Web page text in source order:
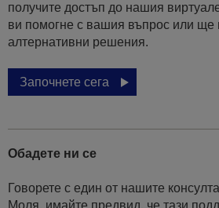
получите достъп до нашия
ви помогне с вашия въпрос или ще
алтернативни решения.
Започнете сега
Обадете ни се
Говорете с един от нашите